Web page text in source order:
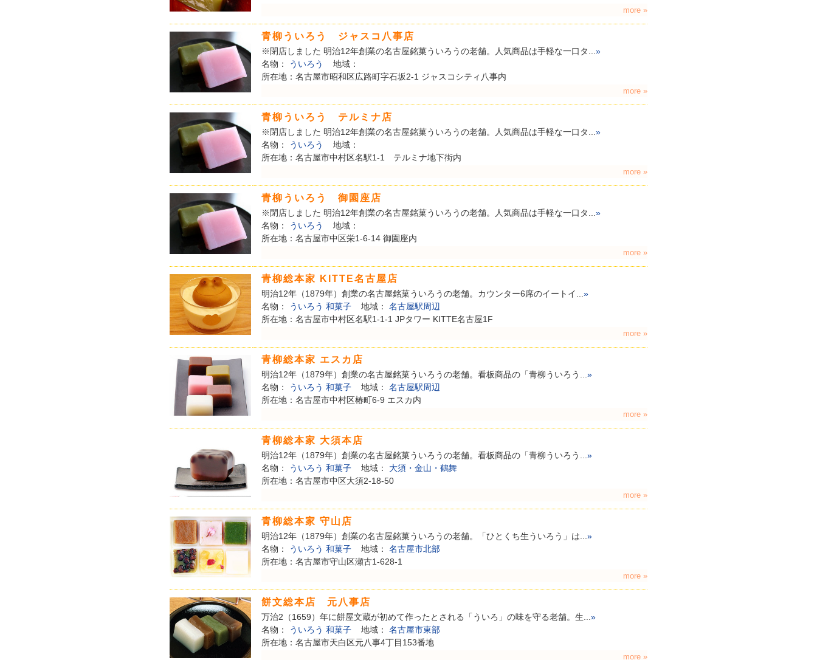
more »
青柳ういろう ジャスコ八事店
※閉店しました 明治12年創業の名古屋銘菓ういろうの老舗。人気商品は手軽な一口タ... »
名物：
ういろう
地域：
所在地：名古屋市昭和区広路町字石坂2-1 ジャスコシティ八事内
more »
青柳ういろう テルミナ店
※閉店しました 明治12年創業の名古屋銘菓ういろうの老舗。人気商品は手軽な一口タ... »
名物：
ういろう
地域：
所在地：名古屋市中村区名駅1-1 テルミナ地下街内
more »
青柳ういろう 御園座店
※閉店しました 明治12年創業の名古屋銘菓ういろうの老舗。人気商品は手軽な一口タ... »
名物：
ういろう
地域：
所在地：名古屋市中区栄1-6-14 御園座内
more »
青柳総本家 KITTE名古屋店
明治12年（1879年）創業の名古屋銘菓ういろうの老舗。カウンター6席のイートイ... »
名物：
ういろう 和菓子 地域： 名古屋駅周辺
所在地：名古屋市中村区名駅1-1-1 JPタワー KITTE名古屋1F
more »
青柳総本家 エスカ店
明治12年（1879年）創業の名古屋銘菓ういろうの老舗。看板商品の「青柳ういろう... »
名物：
ういろう 和菓子 地域： 名古屋駅周辺
所在地：名古屋市中村区椿町6-9 エスカ内
more »
青柳総本家 大須本店
明治12年（1879年）創業の名古屋銘菓ういろうの老舗。看板商品の「青柳ういろう... »
名物：
ういろう 和菓子 地域： 大須・金山・鶴舞
所在地：名古屋市中区大須2-18-50
more »
青柳総本家 守山店
明治12年（1879年）創業の名古屋銘菓ういろうの老舗。「ひとくち生ういろう」は... »
名物：
ういろう 和菓子 地域： 名古屋市北部
所在地：名古屋市守山区瀬古1-628-1
more »
餅文総本店 元八事店
万治2（1659）年に餅屋文蔵が初めて作ったとされる「ういろ」の味を守る老舗。生... »
名物：
ういろう 和菓子 地域： 名古屋市東部
所在地：名古屋市天白区元八事4丁目153番地
more »